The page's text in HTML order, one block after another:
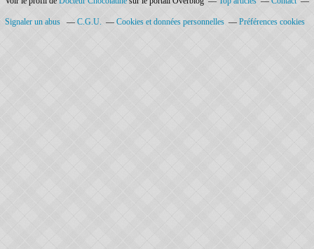
Signaler un abus C.G.U. Cookies et données personnelles Préférences cookies